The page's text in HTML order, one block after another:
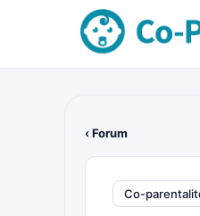
‹ Forum
Co-